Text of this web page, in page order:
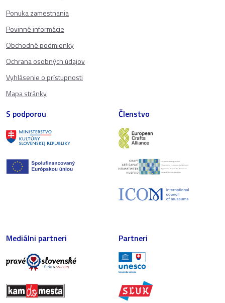
Ponuka zamestnania
Povinné informácie
Obchodné podmienky
Ochrana osobných údajov
Vyhlásenie o prístupnosti
Mapa stránky
S podporou Členstvo
Mediálni partneri Partneri